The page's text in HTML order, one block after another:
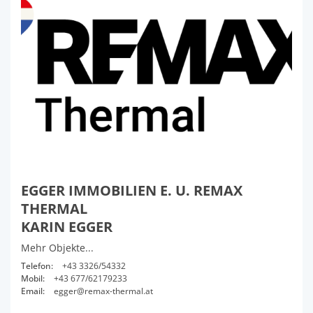
EGGER IMMOBILIEN E. U. REMAX
THERMAL
KARIN EGGER
Mehr Objekte...
Telefon:
+43 3326/54332
Mobil:
+43 677/62179233
Email:
egger@remax-thermal.at